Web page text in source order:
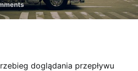
doglądania przepływu